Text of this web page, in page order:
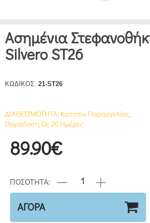
Ασημένια
Silvero ST26
ΚΩΔΙΚΟΣ: 21-ST26
ΔΙΑΘΕΣΙΜΟΤΗΤΑ: Κατόπιν Παραγγελίας,
Παράδοση Ως 20 Ημέρες
89.90€
ΠΟΣΟΤΗΤΑ:
ΑΓΟΡΑ